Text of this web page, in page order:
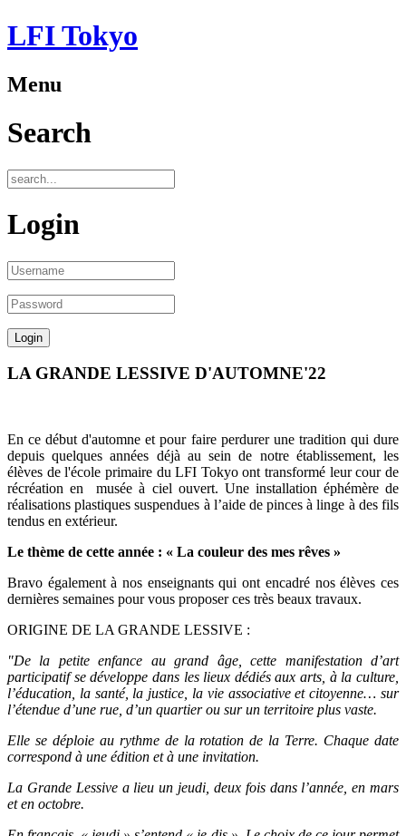
LFI Tokyo
Menu
Search
Login
LA GRANDE LESSIVE D'AUTOMNE'22
En ce début d'automne et pour faire perdurer une tradition qui dure
depuis quelques années déjà au sein de notre établissement, les
élèves de l'école primaire du LFI Tokyo ont transformé leur cour de
récréation en musée à ciel ouvert. Une installation éphémère de
réalisations plastiques suspendues à l’aide de pinces à linge à des fils
tendus en extérieur.
Le thème de cette année : « La couleur des mes rêves »
Bravo également à nos enseignants qui ont encadré nos élèves ces
dernières semaines pour vous proposer ces très beaux travaux.
ORIGINE DE LA GRANDE LESSIVE :
"De la petite enfance au grand âge, cette manifestation d’art
participatif se développe dans les lieux dédiés aux arts, à la culture,
l’éducation, la santé, la justice, la vie associative et citoyenne… sur
l’étendue d’une rue, d’un quartier ou sur un territoire plus vaste.
Elle se déploie au rythme de la rotation de la Terre. Chaque date
correspond à une édition et à une invitation.
La Grande Lessive a lieu un jeudi, deux fois dans l’année, en mars
et en octobre.